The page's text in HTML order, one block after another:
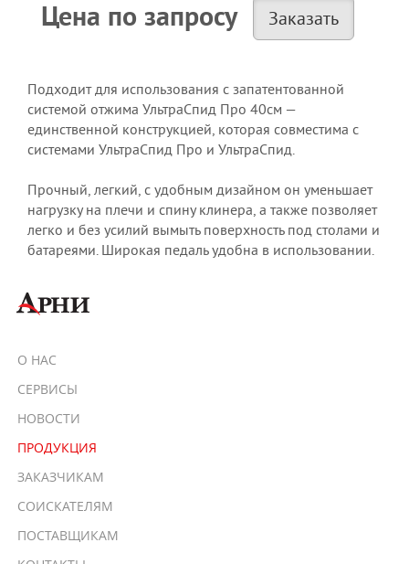
Цена по запросу Заказать
Подходит для использования с запатентованной
системой отжима УльтраСпид Про 40см —
единственной конструкцией, которая совместима с
системами УльтраСпид Про и УльтраСпид.
Прочный, легкий, с удобным дизайном он уменьшает
нагрузку на плечи и спину клинера, а также позволяет
легко и без усилий вымыть поверхность под столами и
батареями. Широкая педаль удобна в использовании.
О НАС
СЕРВИСЫ
НОВОСТИ
ПРОДУКЦИЯ
ЗАКАЗЧИКАМ
СОИСКАТЕЛЯМ
ПОСТАВЩИКАМ